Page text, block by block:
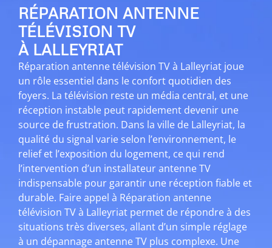
RÉPARATION ANTENNE
TÉLÉVISION TV
À LALLEYRIAT
Réparation antenne télévision TV à Lalleyriat joue
un rôle essentiel dans le confort quotidien des
foyers. La télévision reste un média central, et une
réception instable peut rapidement devenir une
source de frustration. Dans la ville de Lalleyriat, la
qualité du signal varie selon l’environnement, le
relief et l’exposition du logement, ce qui rend
l’intervention d’un installateur antenne TV
indispensable pour garantir une réception fiable et
durable. Faire appel à Réparation antenne
télévision TV à Lalleyriat permet de répondre à des
situations très diverses, allant d’un simple réglage
à un dépannage antenne TV plus complexe. Une